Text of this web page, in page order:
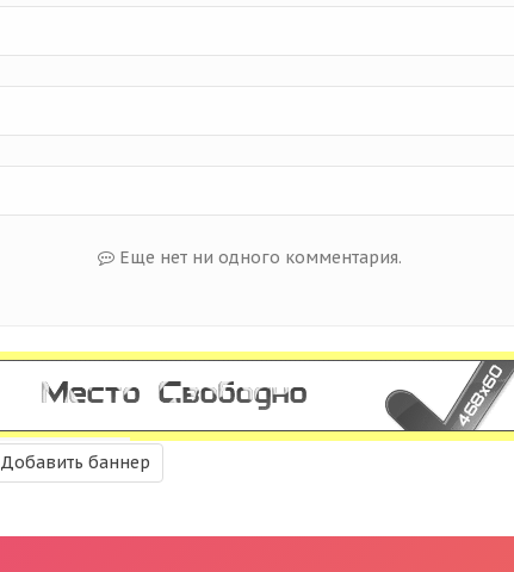
Еще нет ни одного комментария.
Добавить баннер